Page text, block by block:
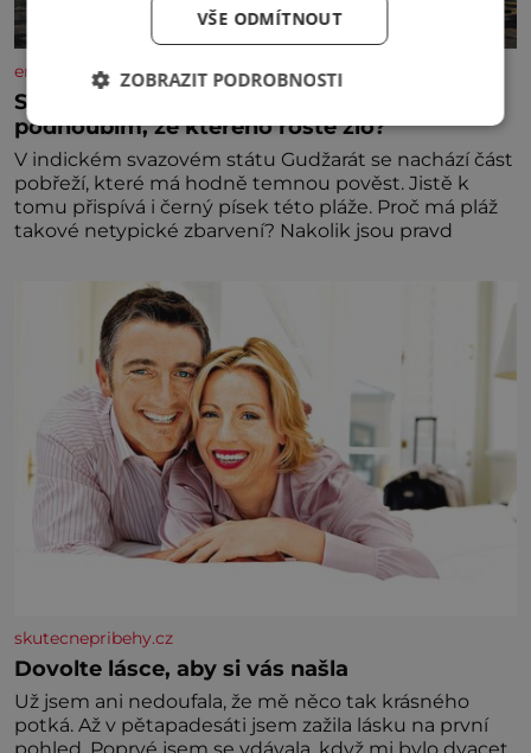
enigmaplus.cz
Strašidelná pláž Dumas: Je černý písek
podhoubím, ze kterého roste zlo?
V indickém svazovém státu Gudžarát se nachází část
pobřeží, které má hodně temnou pověst. Jistě k
tomu přispívá i černý písek této pláže. Proč má pláž
takové netypické zbarvení? Nakolik jsou pravd
skutecnepribehy.cz
Dovolte lásce, aby si vás našla
Už jsem ani nedoufala, že mě něco tak krásného
potká. Až v pětapadesáti jsem zažila lásku na první
VŠE ODMÍTNOUT
ZOBRAZIT PODROBNOSTI